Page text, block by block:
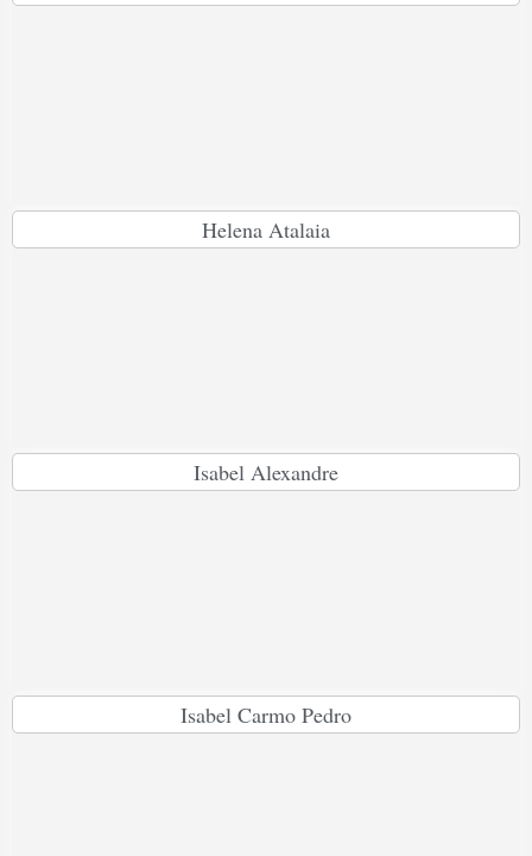
Helena Atalaia
Isabel Alexandre
Isabel Carmo Pedro